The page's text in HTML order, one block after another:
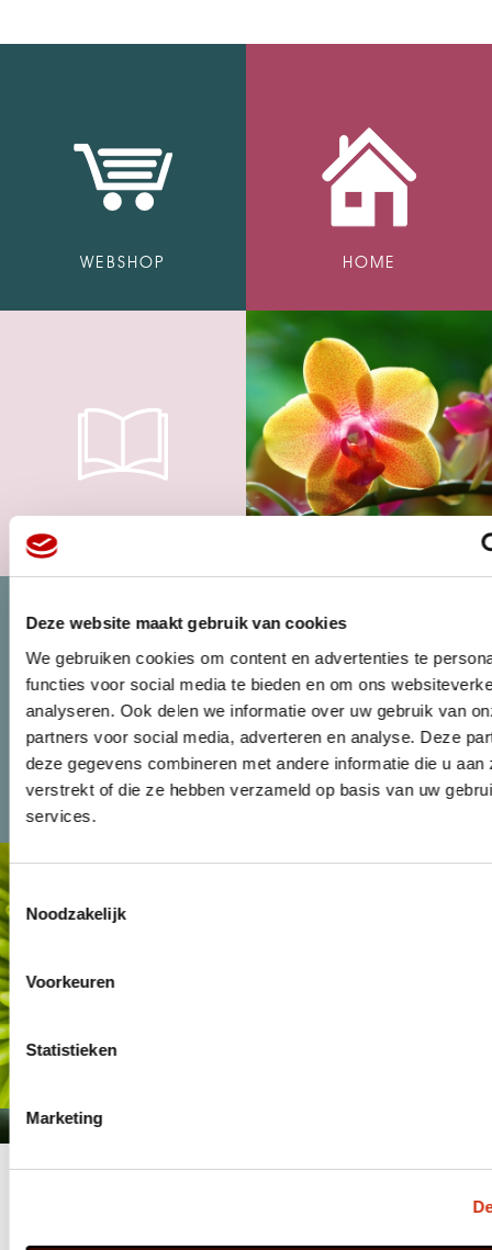
Deze website maakt gebruik van cookies
We gebruiken cookies om content en advertenties te
functies voor social media te bieden en om ons
analyseren. Ook delen we informatie over uw gebruik van
partners voor social media, adverteren en analyse. Deze
deze gegevens combineren met andere informatie die u aan
verstrekt of die ze hebben verzameld op basis van uw
services.
Toestemmingsselectie
Noodzakelijk
Voorkeuren
Statistieken
Marketing
WEBSHOP HOME
NEW CUSTOMER ENQUIRY NEWS